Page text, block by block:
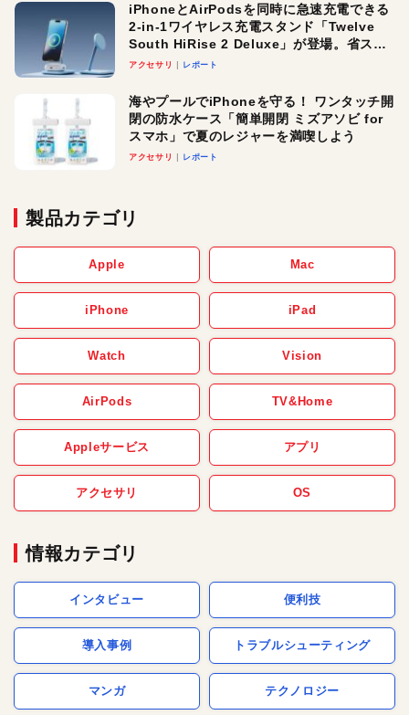
iPhoneとAirPodsを同時に急速充電できる
2-in-1ワイヤレス充電スタンド「Twelve
South HiRise 2 Deluxe」が登場。省スペ
ースでおしゃれに充電したい人にオスス
アクセサリ レポート
海やプールでiPhoneを守る！ ワンタッチ開
閉の防水ケース「簡単開閉 ミズアソビ for
スマホ」で夏のレジャーを満喫しよう
アクセサリ レポート
製品カテゴリ
Apple Mac
iPhone iPad
Watch Vision
AirPods TV&Home
Appleサービス アプリ
アクセサリ OS
情報カテゴリ
インタビュー 便利技
導入事例 トラブルシューティング
マンガ テクノロジー